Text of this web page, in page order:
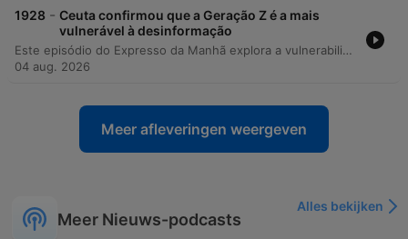
1928 - Ceuta confirmou que a Geração Z é a mais
vulnerável à desinformação
Este episódio do Expresso da Manhã explora a vulnerabilidade da Geração Z à desinformação, analisando como o consumo de conteúdos rápidos e fragmentados em plataformas como TikTok e Instagram impacta jovens entre 13 e 28 anos. Através de uma conversa com a jornalista Mariana Ramos Loureiro, o programa discute o papel dos algoritmos, o viés de confirmação e as narrativas desinformativas que surgiram durante as últimas eleições legislativas em Portugal, focando em temas como imigração e segurança. A discussão aborda ainda a erosão da confiança nos meios de comunicação tradicionais e o uso da desinformação como ferramenta em guerras híbridas e operações de influência estrangeira. O episódio utiliza exemplos recentes, como os eventos em Ceuta, para ilustrar como narrativas descontextualizadas podem influenciar comportamentos coletivos e fragilizar a coesão social e as instituições democráticas.
04 aug. 2026
Meer afleveringen weergeven
Meer Nieuws-podcasts
Alles bekijken